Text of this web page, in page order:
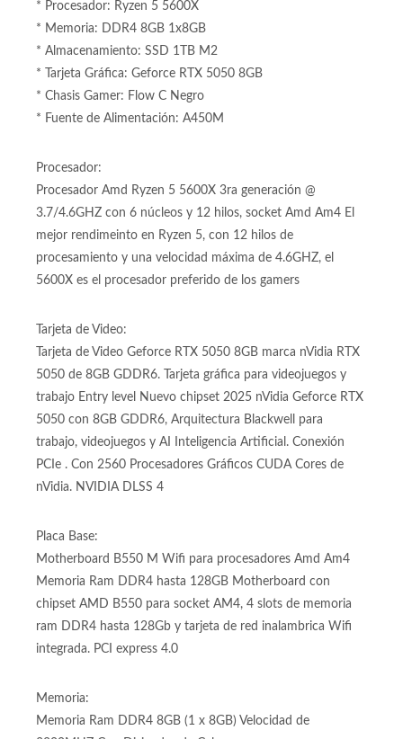
CONFIGURACION:
* Board: B550M WIFI
* Procesador: Ryzen 5 5600X
* Memoria: DDR4 8GB 1x8GB
* Almacenamiento: SSD 1TB M2
* Chasis Gamer: Flow C Negro
* Fuente de Alimentación: A450M
Procesador:
Procesador Amd Ryzen 5 5600X 3ra generación @
3.7/4.6GHZ con 6 núcleos y 12 hilos, socket Amd Am4 El
procesamiento y una velocidad máxima de 4.6GHZ, el
5600X es el procesador preferido de los gamers
Tarjeta de Video:
Tarjeta de Video Geforce RTX 5050 8GB marca nVidia RTX
5050 de 8GB GDDR6. Tarjeta gráfica para videojuegos y
trabajo Entry level Nuevo chipset 2025 nVidia Geforce RTX
5050 con 8GB GDDR6, Arquitectura Blackwell para
PCIe . Con 2560 Procesadores Gráficos CUDA Cores de
nVidia. NVIDIA DLSS 4
Placa Base:
Motherboard B550 M Wifi para procesadores Amd Am4
Memoria Ram DDR4 hasta 128GB Motherboard con
ram DDR4 hasta 128Gb y tarjeta de red inalambrica Wifi
integrada. PCI express 4.0